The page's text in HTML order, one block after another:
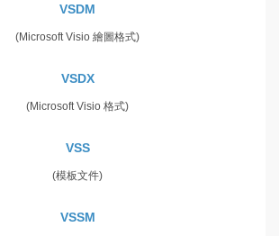
VSDM
(Microsoft Visio 繪圖格式)
VSDX
(Microsoft Visio 格式)
VSS
(模板文件)
VSSM